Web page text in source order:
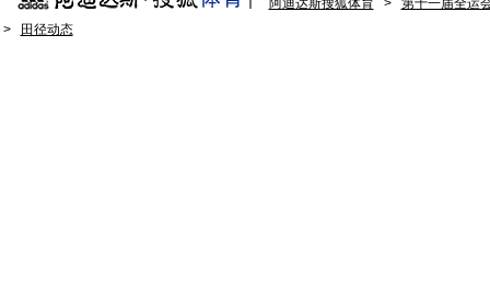
阿迪达斯搜狐体育 >
第十一届全运
>
田径动态